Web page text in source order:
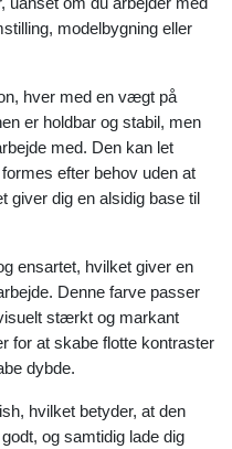
modelbygning eller
hver med en vægt på
er holdbar og stabil, men
med. Den kan let
efter behov uden at
giver dig en alsidig base til
ensartet, hvilket giver en
Denne farve passer
stærkt og markant
for at skabe flotte kontraster
dybde.
hvilket betyder, at den
og samtidig lade dig